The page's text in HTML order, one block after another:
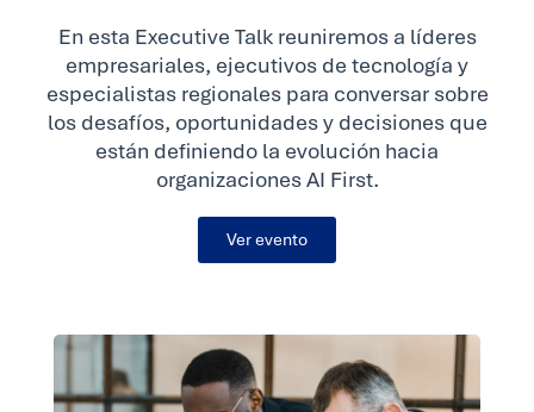
En esta Executive Talk reuniremos a líderes
empresariales, ejecutivos de tecnología y
especialistas regionales para conversar sobre
los desafíos, oportunidades y decisiones que
están definiendo la evolución hacia
organizaciones AI First.
Ver evento